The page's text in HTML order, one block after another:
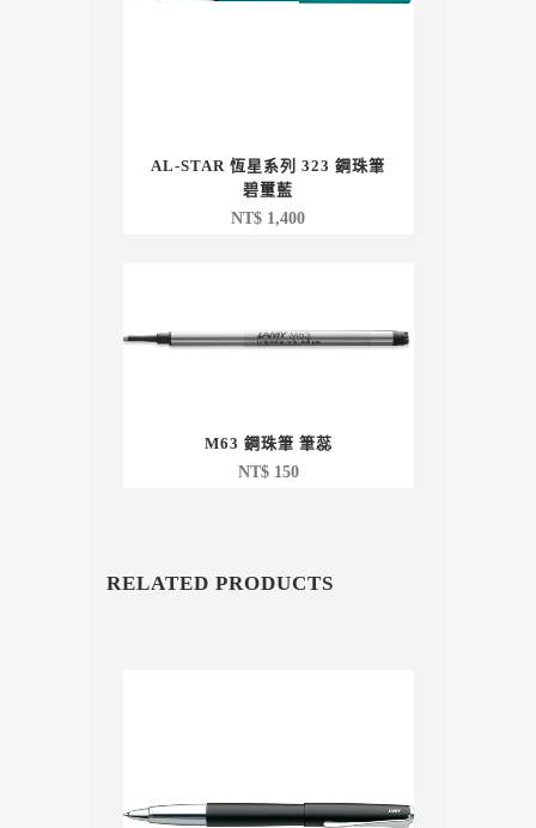
AL-STAR 恆星系列 323 鋼珠筆
碧璽藍
NT$ 1,400
M63 鋼珠筆 筆蕊
NT$150
RELATED PRODUCTS